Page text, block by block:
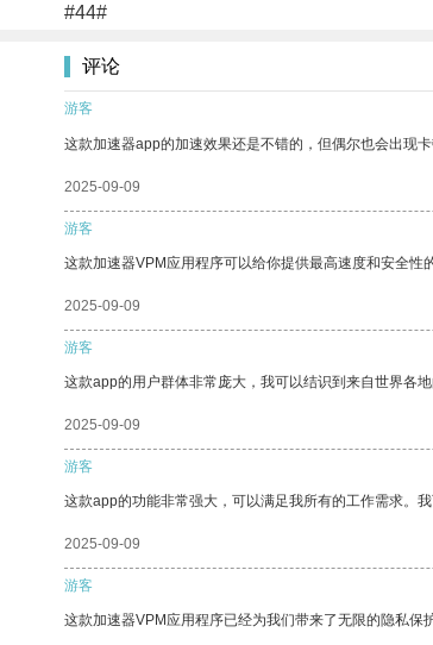
#44#
评论
游客
这款加速器app的加速效果还是不错的，但偶尔也会出现
2025-09-09
游客
这款加速器VPM应用程序可以给你提供最高速度和安全性
2025-09-09
游客
这款app的用户群体非常庞大，我可以结识到来自世界各地
2025-09-09
游客
这款app的功能非常强大，可以满足我所有的工作需求。
2025-09-09
游客
这款加速器VPM应用程序已经为我们带来了无限的隐私保